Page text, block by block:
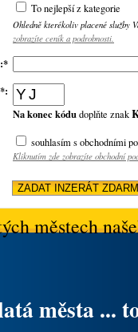
To nejlepší z kategorie
Ohledně kterékoliv placené služby
zobrazíte ceník a podrobnosti.
Na konec kódudoplňte znak
souhlasím s obchodními
Kliknutím zde zobrazíte obchodní
městech
města ...